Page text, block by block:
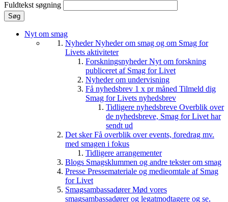
Fuldtekst søgning
Nyt om smag
NyhederNyheder om smag og om Smag for
Livets aktiviteter
ForskningsnyhederNyt om forskning
publiceret af Smag for Livet
Nyheder om undervisning
Få nyhedsbrev 1 x pr måned Tilmeld dig
Smag for Livets nyhedsbrev
Tidligere nyhedsbreve Overblik over
de nyhedsbreve, Smag for Livet har
sendt ud
Det skerFå overblik over events, foredrag mv.
med smagen i fokus
Tidligere arrangementer
Blogs Smagsklummen og andre tekster om smag
Presse Pressemateriale og medieomtale af Smag
for Livet
SmagsambassadørerMød vores
smagsambassadører og legatmodtagere og se,